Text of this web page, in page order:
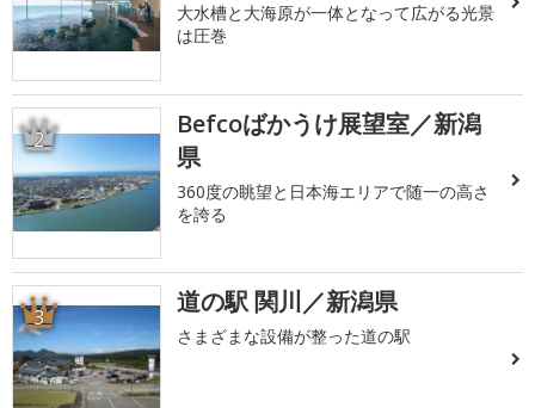
大水槽と大海原が一体となって広がる光景
は圧巻
2
Befcoばかうけ展望室／新潟
県
360度の眺望と日本海エリアで随一の高さ
を誇る
3 道の駅 関川／新潟県
さまざまな設備が整った道の駅